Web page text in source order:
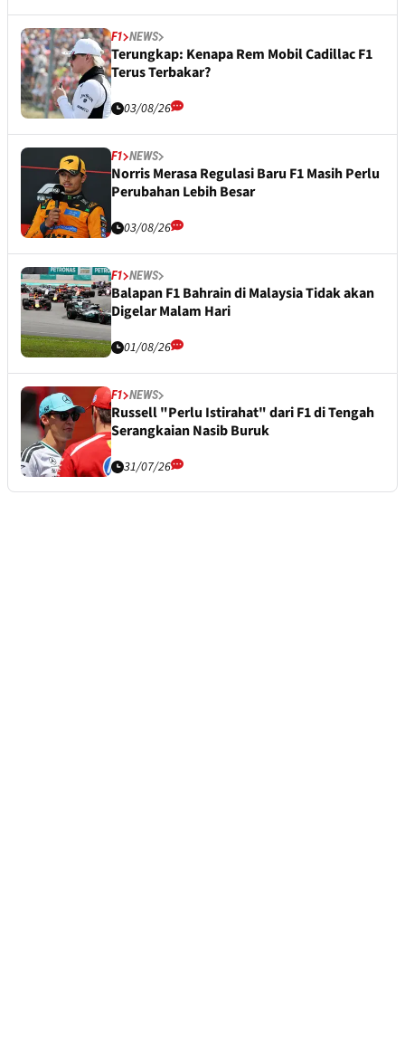
F1 NEWS
Terungkap: Kenapa Rem Mobil Cadillac F1
Terus Terbakar?
03/08/26
F1 NEWS
Norris Merasa Regulasi Baru F1 Masih Perlu
Perubahan Lebih Besar
03/08/26
F1 NEWS
Balapan F1 Bahrain di Malaysia Tidak akan
Digelar Malam Hari
01/08/26
F1 NEWS
Russell "Perlu Istirahat" dari F1 di Tengah
Serangkaian Nasib Buruk
31/07/26